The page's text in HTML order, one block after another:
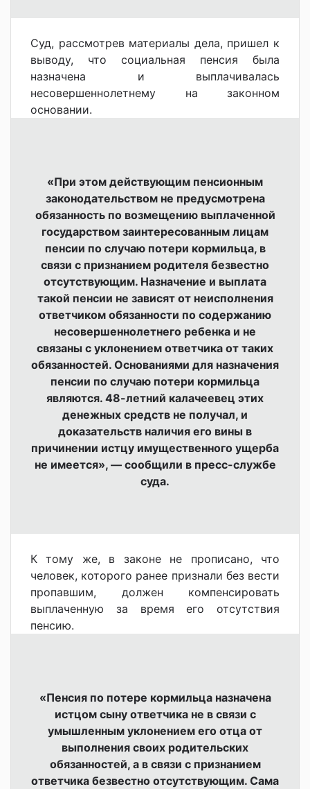
Суд, рассмотрев материалы дела, пришел к
выводу, что социальная пенсия была
назначена и выплачивалась
несовершеннолетнему на законном
основании.
«При этом действующим пенсионным
законодательством не предусмотрена
обязанность по возмещению выплаченной
государством заинтересованным лицам
пенсии по случаю потери кормильца, в
связи с признанием родителя безвестно
отсутствующим. Назначение и выплата
такой пенсии не зависят от неисполнения
ответчиком обязанности по содержанию
несовершеннолетнего ребенка и не
связаны с уклонением ответчика от таких
обязанностей. Основаниями для назначения
пенсии по случаю потери кормильца
являются. 48-летний калачеевец этих
денежных средств не получал, и
доказательств наличия его вины в
причинении истцу имущественного ущерба
не имеется», — сообщили в пресс-службе
суда.
К тому же, в законе не прописано, что
человек, которого ранее признали без вести
пропавшим, должен компенсировать
выплаченную за время его отсутствия
пенсию.
«Пенсия по потере кормильца назначена
истцом сыну ответчика не в связи с
умышленным уклонением его отца от
выполнения своих родительских
обязанностей, а в связи с признанием
ответчика безвестно отсутствующим. Сама